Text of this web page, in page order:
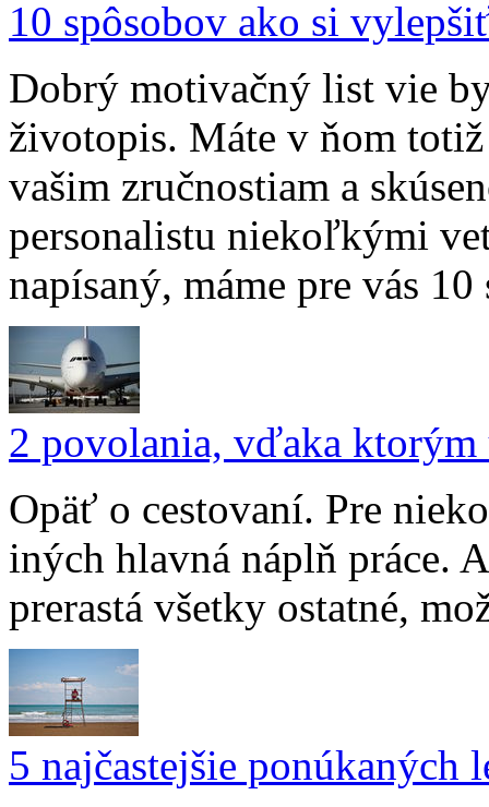
10 spôsobov ako si
Dobrý motivačný list vie
životopis. Máte v ňom
vašim zručnostiam a
personalistu niekoľkými
napísaný, máme pre vás
2 povolania, vďaka
Opäť o cestovaní. Pre
iných hlavná náplň práce.
prerastá všetky ostatné,
5 najčastejšie